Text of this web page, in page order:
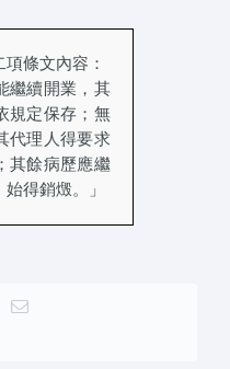
條文內容：
繼續開業，其
規定保存；無
代理人得要求
其餘病歷應繼
得銷燬。」